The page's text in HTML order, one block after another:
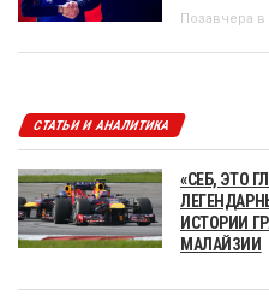
Позавчера в
СТАТЬИ И АНАЛИТИКА
«СЕБ, ЭТО
ИСТОРИИ
МАЛАЙЗИИ